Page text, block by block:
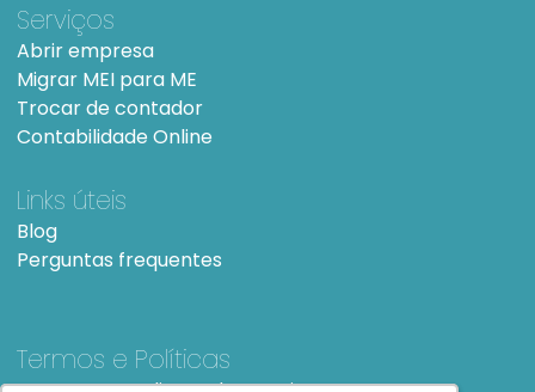
Serviços
Abrir empresa
Migrar MEI para ME
Trocar de contador
Contabilidade Online
Links úteis
Blog
Perguntas frequentes
Termos e Políticas